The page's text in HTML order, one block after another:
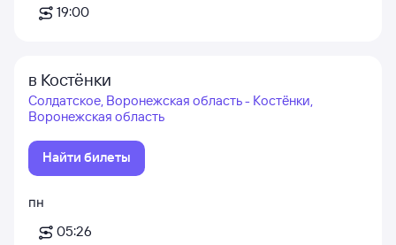
19:00
в Костёнки
Солдатское, Воронежская область - Костёнки,
Воронежская область
Найти билеты
пн
05:26